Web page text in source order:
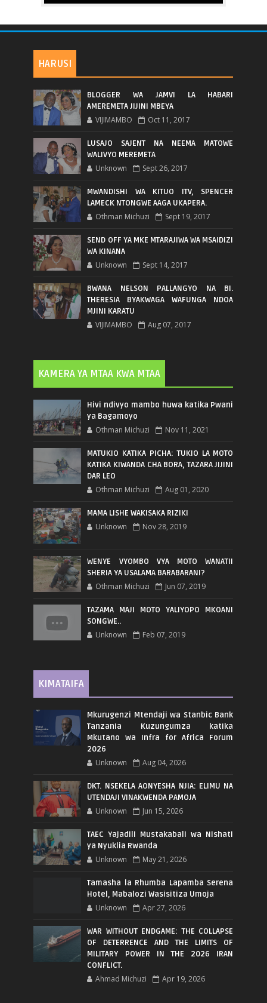
HARUSI
BLOGGER WA JAMVI LA HABARI
AMEREMETA JIJINI MBEYA
VIJIMAMBO Oct 11, 2017
LUSAJO SAJENT NA NEEMA MATOWE
WALIVYO MEREMETA
Unknown Sept 26, 2017
MWANDISHI WA KITUO ITV, SPENCER
LAMECK NTONGWE AAGA UKAPERA.
Othman Michuzi Sept 19, 2017
SEND OFF YA MKE MTARAJIWA WA MSAIDIZI
WA KINANA
Unknown Sept 14, 2017
BWANA NELSON PALLANGYO NA BI.
THERESIA BYAKWAGA WAFUNGA NDOA
MJINI KARATU
VIJIMAMBO Aug 07, 2017
KAMERA YA MTAA KWA MTAA
Hivi ndivyo mambo huwa katika Pwani
ya Bagamoyo
Othman Michuzi Nov 11, 2021
MATUKIO KATIKA PICHA: TUKIO LA MOTO
KATIKA KIWANDA CHA BORA, TAZARA JIJINI
DAR LEO
Othman Michuzi Aug 01, 2020
MAMA LISHE WAKISAKA RIZIKI
Unknown Nov 28, 2019
WENYE VYOMBO VYA MOTO WANATII
SHERIA YA USALAMA BARABARANI?
Othman Michuzi Jun 07, 2019
TAZAMA MAJI MOTO YALIYOPO MKOANI
SONGWE..
Unknown Feb 07, 2019
KIMATAIFA
Mkurugenzi Mtendaji wa Stanbic Bank
Tanzania Kuzungumza katika
Mkutano wa Infra for Africa Forum
2026
Unknown Aug 04, 2026
DKT. NSEKELA AONYESHA NJIA: ELIMU NA
UTENDAJI VINAKWENDA PAMOJA
Unknown Jun 15, 2026
TAEC Yajadili Mustakabali wa Nishati
ya Nyuklia Rwanda
Unknown May 21, 2026
Tamasha la Rhumba Lapamba Serena
Hotel, Mabalozi Wasisitiza Umoja
Unknown Apr 27, 2026
WAR WITHOUT ENDGAME: THE COLLAPSE
OF DETERRENCE AND THE LIMITS OF
MILITARY POWER IN THE 2026 IRAN
CONFLICT.
Ahmad Michuzi Apr 19, 2026